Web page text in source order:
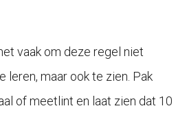
vaak om deze regel niet
leren, maar ook te zien. Pak
of meetlint en laat zien dat 10